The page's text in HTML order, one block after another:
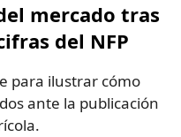
mercado tras
del NFP
para ilustrar cómo
ante la publicación